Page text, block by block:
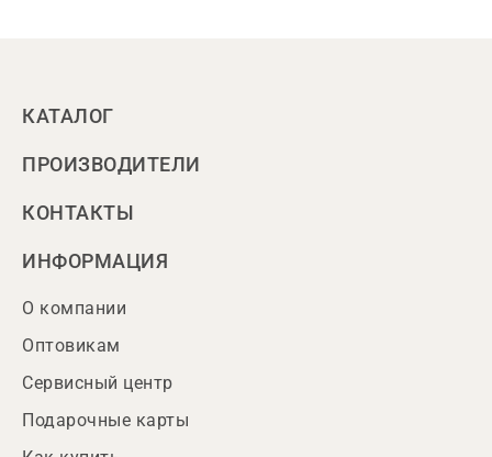
КАТАЛОГ
ПРОИЗВОДИТЕЛИ
КОНТАКТЫ
ИНФОРМАЦИЯ
О компании
Оптовикам
Сервисный центр
Подарочные карты